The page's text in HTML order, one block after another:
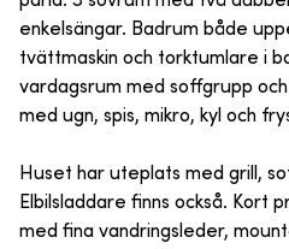
enkelsängar. Badrum både
tvättmaskin och torktumlare i
vardagsrum med soffgrupp
med ugn, spis, mikro, kyl och
Huset har uteplats med grill,
Elbilsladdare finns också. Kort
med fina vandringsleder,